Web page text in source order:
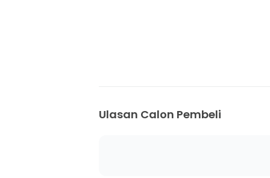
Ulasan Calon Pembeli